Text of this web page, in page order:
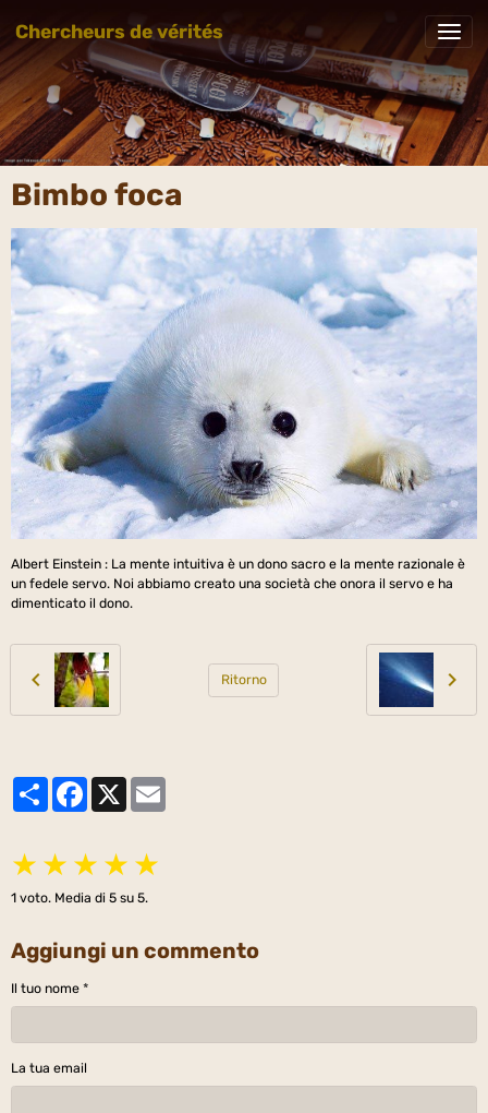
Chercheurs de vérités
Bimbo foca
Albert Einstein : La mente intuitiva è un dono sacro e la mente razionale è
un fedele servo. Noi abbiamo creato una società che onora il servo e ha
dimenticato il dono.
Ritorno
PartagerFacebook
★ ★ ★ ★ ★
1 voto. Media di 5 su 5.
Aggiungi un commento
Il tuo nome
La tua email